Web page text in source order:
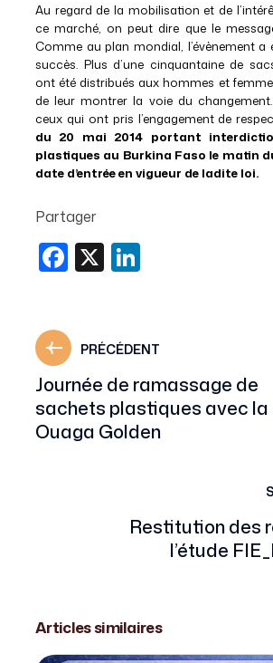
Au regard de la mobilisation et de
ce marché, on peut dire que le
Comme au plan mondial, l’évènement a
succès. Plus d’une cinquantaine de
ont été distribués aux hommes et
de leur montrer la voie du
ceux qui ont pris l’engagement de
du 20 mai 2014 portant
plastiques au Burkina Faso le matin
date d’entrée en vigueur de ladite loi.
Partager
Facebook
X
PRÉCÉDENT
Journée de ramassage de
sachets plastiques avec la
Ouaga Golden
Restitution des
l’étude
Articles similaires